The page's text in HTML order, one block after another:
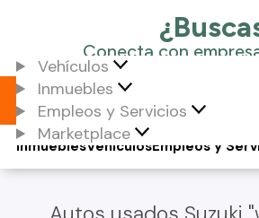
Vehículos
Inmuebles
Empleos y Servicios
Marketplace
Vehículos
Inmuebles Empleos y